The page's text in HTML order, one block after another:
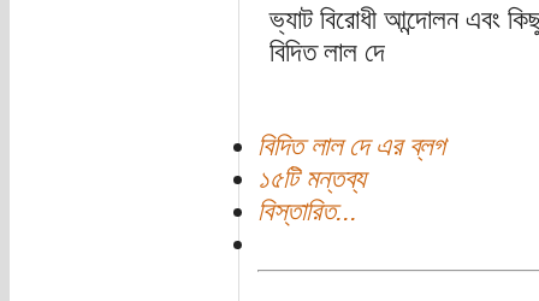
ভ্যাট বিরোধী আন্দোলন এবং
বিদিত লাল দে
বিদিত লাল দে এর ব্লগ
১৫টি মন্তব্য
বিস্তারিত...